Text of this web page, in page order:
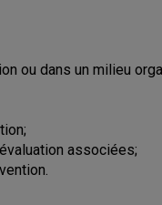
ou dans un milieu
associées;